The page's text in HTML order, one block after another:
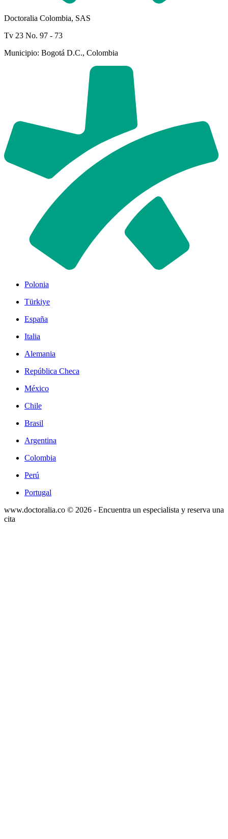
Doctoralia Colombia, SAS
Tv 23 No. 97 - 73
Municipio: Bogotá D.C., Colombia
Polonia
Türkiye
España
Italia
Alemania
República Checa
México
Chile
Brasil
Argentina
Colombia
Perú
Portugal
www.doctoralia.co © 2026 - Encuentra un especialista y reserva una
cita